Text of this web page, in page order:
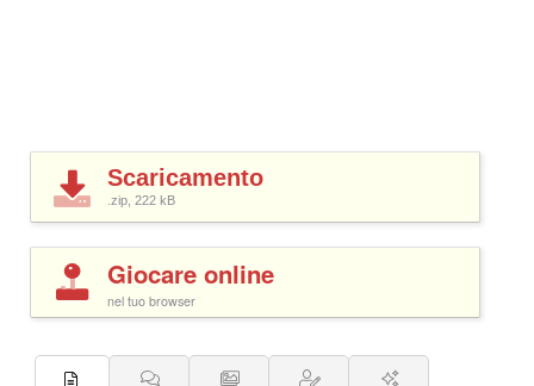
Scaricamento
.zip, 222 kB
Giocare online
nel tuo browser